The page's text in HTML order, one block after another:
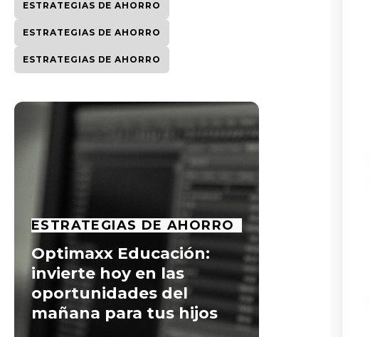
ESTRATEGIAS DE AHORRO
ESTRATEGIAS DE AHORRO
ESTRATEGIAS DE AHORRO
ESTRATEGIAS DE AHORRO
Optimaxx Educación:
invierte hoy en las
oportunidades del
mañana para tus hijos